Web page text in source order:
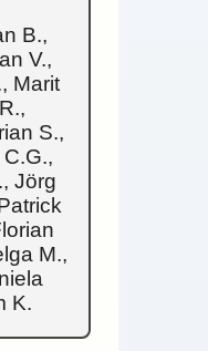
B.,
V.,
Marit
S.,
Jörg
M.,
K.